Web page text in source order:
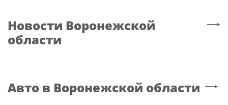
Новости Воронежской
области
Авто в Воронежской области